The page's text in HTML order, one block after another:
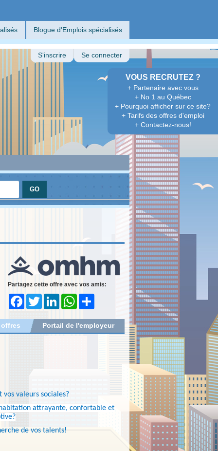
Blogue d'Emplois spécialisés
VOUS RECRUTEZ ?
+ Partenaire avec vous
+ No 1 au Québec
+ Pourquoi afficher sur ce site?
+ Tarifs des offres d'emploi
+ Contactez-nous!
S'inscrire Se connecter
Partagez cette offre avec vos amis:
FacebookTwitter LinkedInWhatsApp
Portail de l'employeur
valeurs sociales?
attrayante, confortable et
de vos talents!